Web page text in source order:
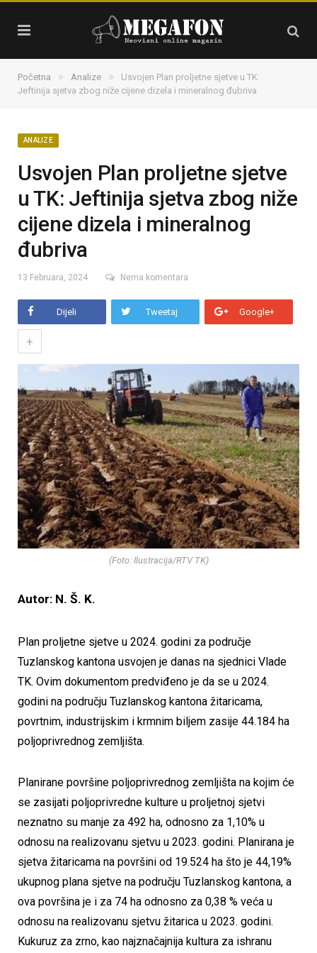
Početna » Analize »
Usvojen Plan proljetne sjetve u TK:
Jeftinija sjetva zbog niže cijene dizela i mineralnog đubriva
ANALIZE
Usvojen Plan proljetne sjetve
u TK: Jeftinija sjetva zbog niže
cijene dizela i mineralnog
đubriva
13 Februara, 2024 Nema komentara
Dijeli Tweetaj Google+
+
(Foto: Ilustracija/RTV TK)
Autor: N. Š. K.
Plan proljetne sjetve u 2024. godini za područje
Tuzlanskog kantona usvojen je danas na sjednici Vlade
TK. Ovim dokumentom predviđeno je da se u 2024.
godini na području Tuzlanskog kantona žitaricama,
povrtnim, industrijskim i krmnim biljem zasije 44.184 ha
poljoprivrednog zemljišta.
Planirane površine poljoprivrednog zemljišta na kojim će
se zasijati poljoprivredne kulture u proljetnoj sjetvi
neznatno su manje za 492 ha, odnosno za 1,10% u
odnosu na realizovanu sjetvu u 2023. godini. Planirana je
sjetva žitaricama na površini od 19.524 ha što je 44,19%
ukupnog plana sjetve na području Tuzlanskog kantona, a
ova površina je i za 74 ha odnosno za 0,38 % veća u
odnosu na realizovanu sjetvu žitarica u 2023. godini.
Kukuruz za zrno, kao najznačajnija kultura za ishranu